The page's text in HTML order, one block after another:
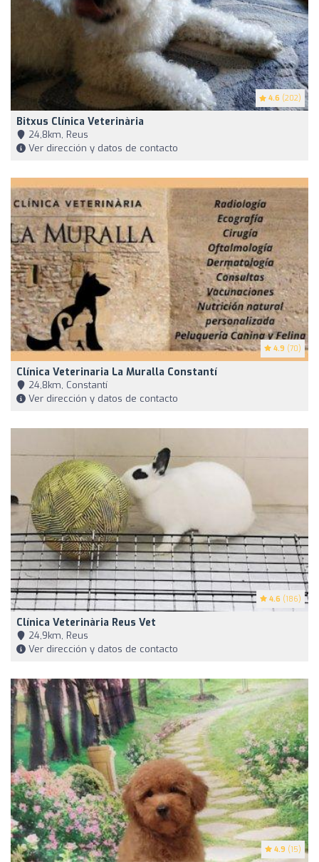
4.6 (202)
Bitxus Clínica Veterinària
24,8km, Reus
Ver dirección y datos de contacto
4.9 (70)
Clínica Veterinaria La Muralla Constantí
24,8km, Constantí
Ver dirección y datos de contacto
4.6 (186)
Clínica Veterinària Reus Vet
24,9km, Reus
Ver dirección y datos de contacto
4.9 (15)